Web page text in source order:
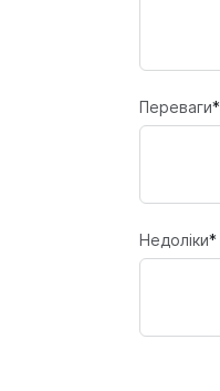
Переваги*
Недоліки*